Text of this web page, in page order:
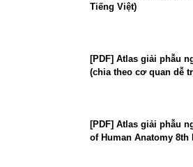
Tiếng Việt)
[PDF] Atlas giải phẫu
(chia theo cơ quan dễ
[PDF] Atlas giải phẫu
of Human Anatomy 8th